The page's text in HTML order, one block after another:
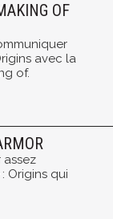
OF
avec la
of.
assez
Origins qui